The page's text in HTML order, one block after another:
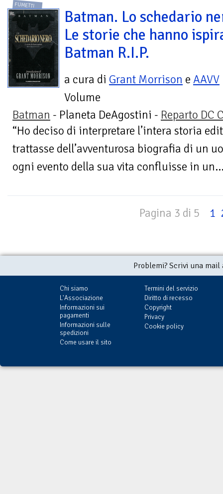
FUMETTI
Batman. Lo schedario
Le storie che hanno
Batman R.I.P.
a cura di Grant Morrison e AAVV
Volume
Batman - Planeta DeAgostini - Reparto DC
“Ho deciso di interpretare l’intera storia
trattasse dell’avventurosa biografia di un
ogni evento della sua vita confluisse in
Pagina 3 di 5 1
Problemi? Scrivi una
Chi siamo
L'Associazione
Informazioni sui
pagamenti
Informazioni sulle
spedizioni
Come usare il sito
Termini del servizio
Diritto di recesso
Copyright
Privacy
Cookie policy